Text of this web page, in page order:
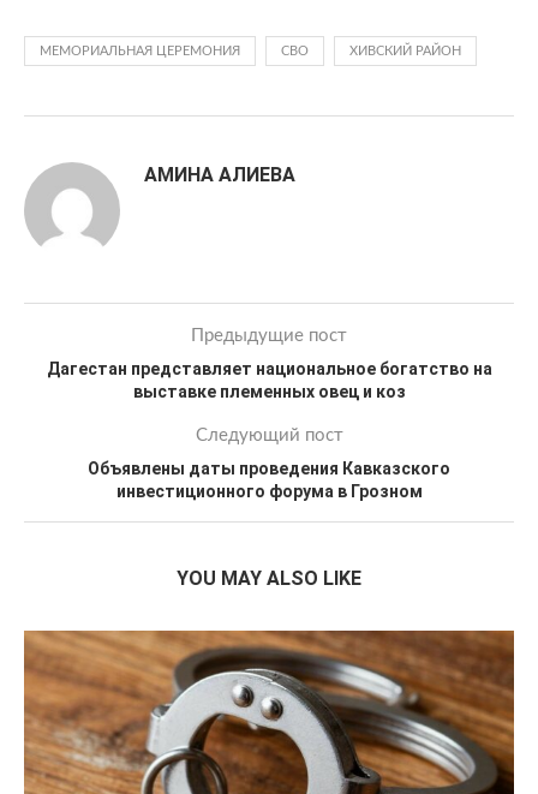
МЕМОРИАЛЬНАЯ ЦЕРЕМОНИЯ СВО ХИВСКИЙ РАЙОН
АМИНА АЛИЕВА
Предыдущие пост
Дагестан представляет национальное богатство на
выставке племенных овец и коз
Следующий пост
Объявлены даты проведения Кавказского
инвестиционного форума в Грозном
YOU MAY ALSO LIKE